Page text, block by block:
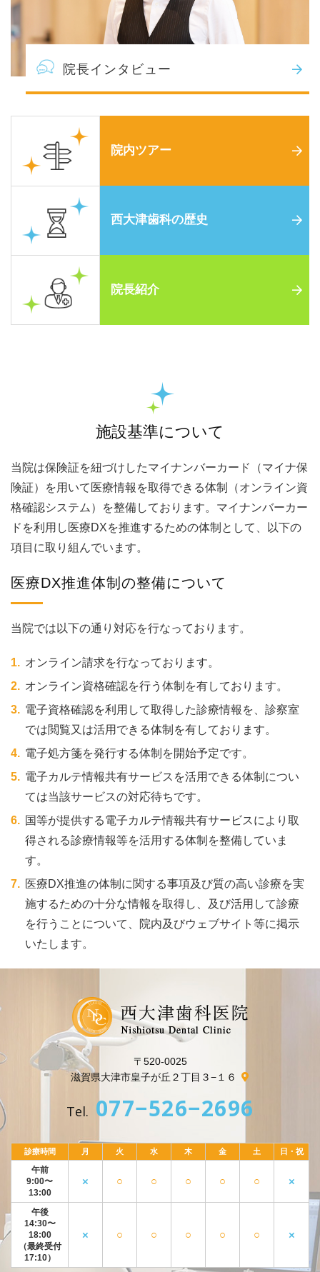
院長インタビュー
院内ツアー
西大津歯科の歴史
院長紹介
施設基準について
当院は保険証を紐づけしたマイナンバーカード（マイナ保
険証）を用いて医療情報を取得できる体制（オンライン資
格確認システム）を整備しております。マイナンバーカー
ドを利用し医療DXを推進するための体制として、以下の
項目に取り組んでいます。
医療DX推進体制の整備について
当院では以下の通り対応を行なっております。
オンライン請求を行なっております。
オンライン資格確認を行う体制を有しております。
電子資格確認を利用して取得した診療情報を、診察室
では閲覧又は活用できる体制を有しております。
電子処方箋を発行する体制を開始予定です。
電子カルテ情報共有サービスを活用できる体制につい
ては当該サービスの対応待ちです。
国等が提供する電子カルテ情報共有サービスにより取
得される診療情報等を活用する体制を整備していま
す。
医療DX推進の体制に関する事項及び質の高い診療を実
施するための十分な情報を取得し、及び活用して診療
を行うことについて、院内及びウェブサイト等に掲示
いたします。
〒520-0025
滋賀県大津市皇子が丘２丁目３−１６
Tel. 077−526−2696
診療時間 月 火 水 木 金 土 日・祝
午前
9:00〜
13:00
× ○ ○ ○ ○ ○ ×
午後
14:30〜
18:00
（最終受付
17:10）
× ○ ○ ○ ○ ○ ×